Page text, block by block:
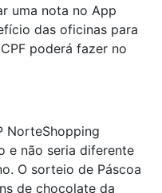
uma nota no App
das oficinas para
poderá fazer no
NorteShopping
e não seria diferente
O sorteio de Páscoa
de chocolate da